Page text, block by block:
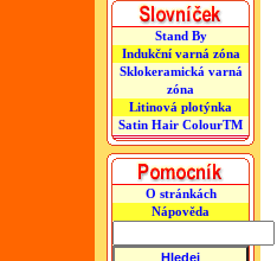
Stand By
Indukční varná zóna
Sklokeramická varná
zóna
Litinová plotýnka
Satin Hair ColourTM
O stránkách
Nápověda